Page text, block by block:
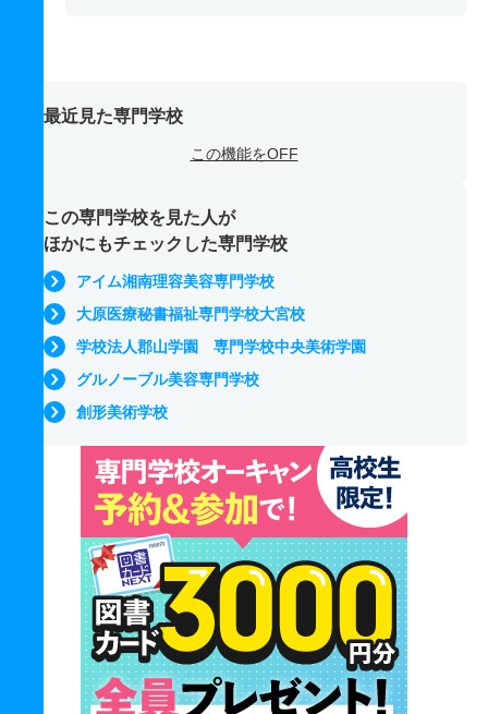
最近見た専門学校
この機能をOFF
この専門学校を見た人が
ほかにもチェックした専門学校
アイム湘南理容美容専門学校
大原医療秘書福祉専門学校大宮校
学校法人郡山学園 専門学校中央美術学園
グルノーブル美容専門学校
創形美術学校